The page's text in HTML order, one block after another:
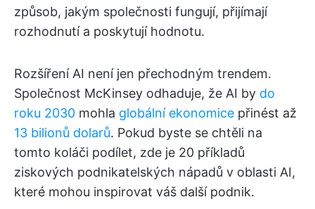
způsob, jakým společnosti fungují, přijímají
rozhodnutí a poskytují hodnotu.
Rozšíření AI není jen přechodným trendem.
Společnost McKinsey odhaduje, že AI by do
roku 2030 mohla globální ekonomice přinést až
13 bilionů dolarů. Pokud byste se chtěli na
tomto koláči podílet, zde je 20 příkladů
ziskových podnikatelských nápadů v oblasti AI,
které mohou inspirovat váš další podnik.